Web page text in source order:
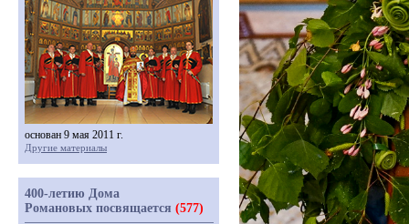
основан 9 мая 2011 г.
Другие материалы
400-летию Дома
Романовых посвящается (577)